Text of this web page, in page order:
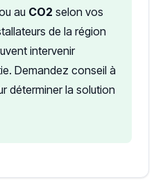
au CO2 selon vos
de la région
intervenir
Demandez conseil à
déterminer la solution